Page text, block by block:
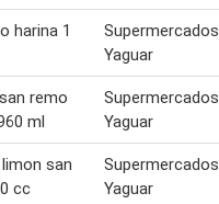
harina 1
Supermercados
Yaguar
remo
ml
Supermercados
Yaguar
san
cc
Supermercados
Yaguar